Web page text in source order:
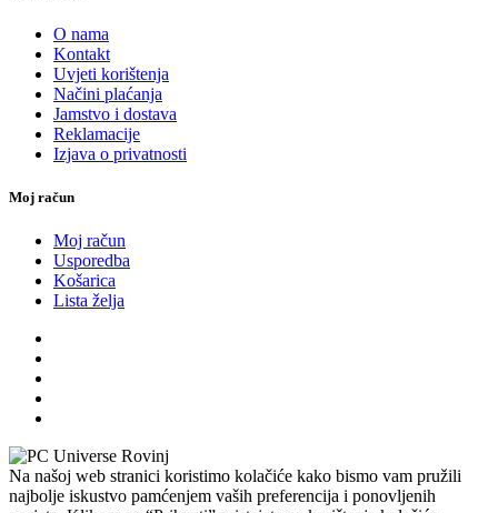
O nama
Kontakt
Uvjeti korištenja
Načini plaćanja
Jamstvo i dostava
Reklamacije
Izjava o privatnosti
Moj račun
Moj račun
Usporedba
Košarica
Lista želja
Na našoj web stranici koristimo kolačiće kako bismo vam pružili
najbolje iskustvo pamćenjem vaših preferencija i ponovljenih